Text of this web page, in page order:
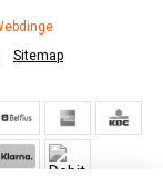
Sitemap